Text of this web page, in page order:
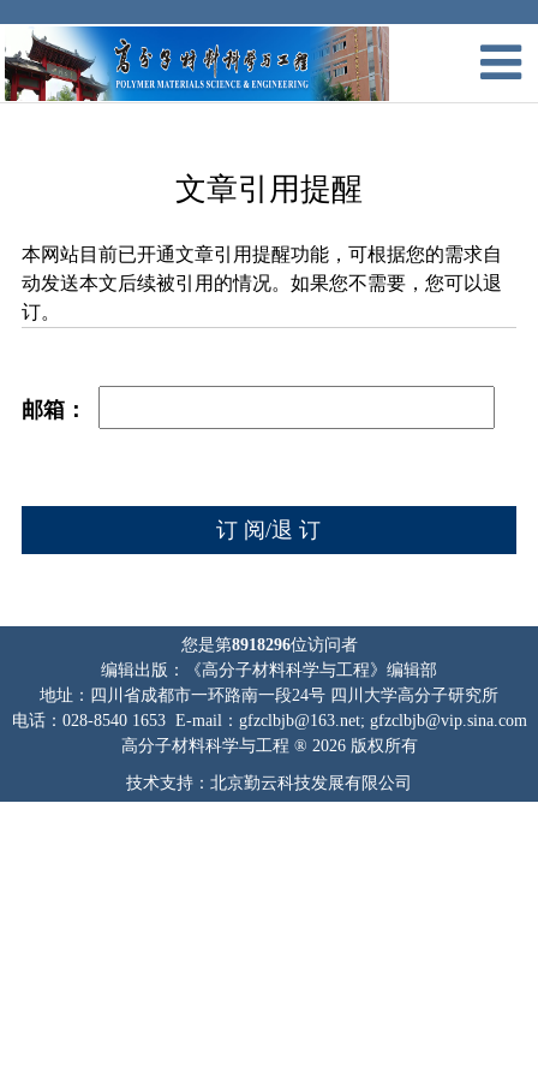
文章引用提醒
本网站目前已开通文章引用提醒功能，可根据您的需求自
动发送本文后续被引用的情况。如果您不需要，您可以退
订。
邮箱：
您是第8918296位访问者
编辑出版：《高分子材料科学与工程》编辑部
地址：四川省成都市一环路南一段24号 四川大学高分子研究所
电话：028-8540 1653 E-mail：gfzclbjb@163.net; gfzclbjb@vip.sina.com
高分子材料科学与工程 ® 2026 版权所有
技术支持：北京勤云科技发展有限公司